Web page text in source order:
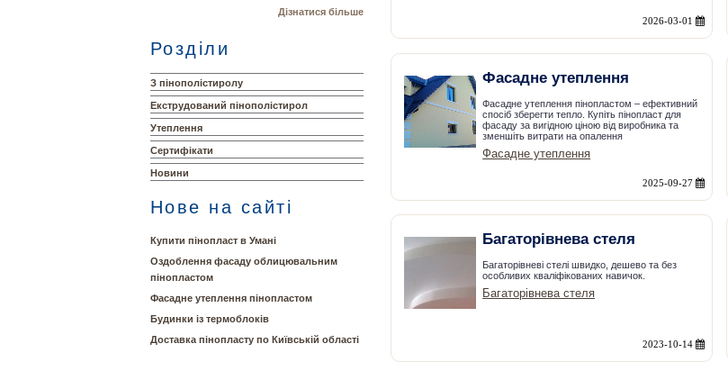
Дізнатися більше
Розділи
З пінополістиролу
Екструдований пінополістирол
Утеплення
Сертифікати
Новини
Нове на сайті
Купити пінопласт в Умані
Оздоблення фасаду облицювальним
пінопластом
Фасадне утеплення пінопластом
Будинки із термоблоків
Доставка пінопласту по Київській області
2026-03-01
Фасадне утеплення
Фасадне утеплення пінопластом – ефективний
спосіб зберегти тепло. Купіть пінопласт для
фасаду за вигідною ціною від виробника та
зменшіть витрати на опалення
Фасадне утеплення
2025-09-27
Багаторівнева стеля
Багаторівневі стелі швидко, дешево та без
особливих кваліфікованих навичок.
Багаторівнева стеля
2023-10-14